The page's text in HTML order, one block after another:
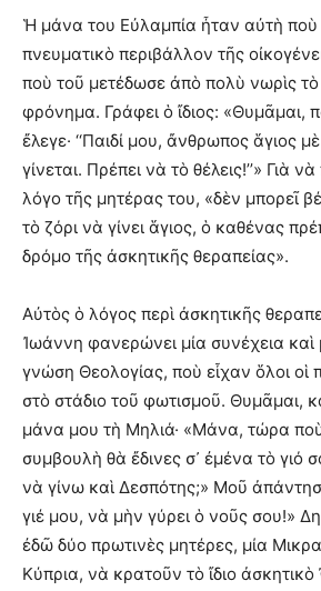
Ἡ μάνα του Εὐλαμπία ἦταν αὐτὴ ποὺ
πνευματικὸ περιβάλλον τῆς
ποὺ τοῦ μετέδωσε ἀπὸ πολὺ νωρὶς τὸ
φρόνημα. Γράφει ὁ ἴδιος: «Θυμᾶμαι,
ἔλεγε· ‘‘Παιδί μου, ἄνθρωπος ἅγιος
γίνεται. Πρέπει νὰ τὸ θέλεις!’’» Γιὰ
λόγο τῆς μητέρας του, «δὲν μπορεῖ
τὸ ζόρι νὰ γίνει ἅγιος, ὁ καθένας
δρόμο τῆς ἀσκητικῆς θεραπείας».
Αὐτὸς ὁ λόγος περὶ ἀσκητικῆς
Ἰωάννη φανερώνει μία συνέχεια καὶ
γνώση Θεολογίας, ποὺ εἶχαν ὅλοι οἱ
στὸ στάδιο τοῦ φωτισμοῦ. Θυμᾶμαι,
μάνα μου τὴ Μηλιά· «Μάνα, τώρα ποὺ
συμβουλὴ θὰ ἔδινες σ᾽ ἐμένα τὸ γιό
νὰ γίνω καὶ Δεσπότης;» Μοῦ
γιέ μου, νὰ μὴν γύρει ὁ νοῦς σου!»
ἐδῶ δύο πρωτινὲς μητέρες, μία
Κύπρια, νὰ κρατοῦν τὸ ἴδιο